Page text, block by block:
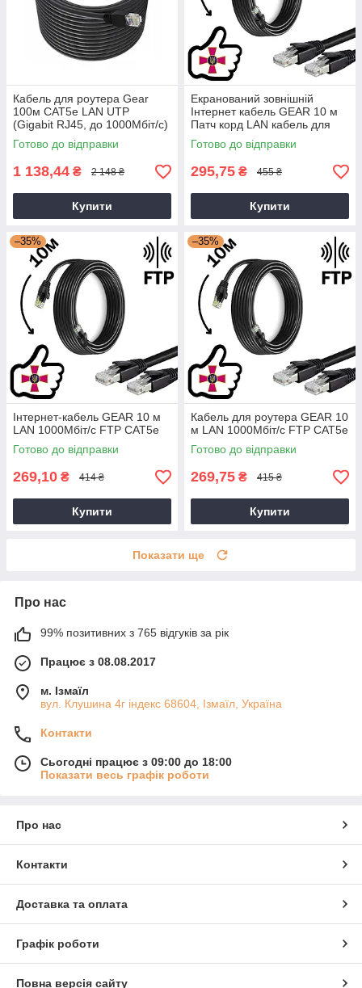
Кабель для роутера Gear
100м CAT5e LAN UTP
(Gigabit RJ45, до 1000Мбіт/с)
Готово до відправки
1 138,44 ₴ 2 148 ₴
Купити
Екранований зовнішній
Інтернет кабель GEAR 10 м
Патч корд LAN кабель для
інтернету до 1000Мбіт/с FTP
CAT5e
Готово до відправки
295,75 ₴ 455 ₴
Купити
–35%
Інтернет-кабель GEAR 10 м
LAN 1000Мбіт/с FTP CAT5e
Готово до відправки
269,10 ₴ 414 ₴
Купити
–35%
Кабель для роутера GEAR 10
м LAN 1000Мбіт/с FTP CAT5e
Готово до відправки
269,75 ₴ 415 ₴
Купити
Показати ще
Про нас
99% позитивних з 765 відгуків за рік
Працює з 08.08.2017
м. Ізмаїл
вул. Клушина 4г індекс 68604, Ізмаїл, Україна
Контакти
Сьогодні працює з 09:00 до 18:00
Показати весь графік роботи
Про нас
Контакти
Доставка та оплата
Графік роботи
Повна версія сайту